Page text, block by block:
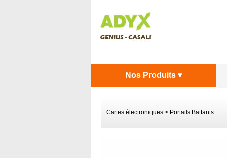
Nos Produits ▾
Cartes électroniques> Portails Battants